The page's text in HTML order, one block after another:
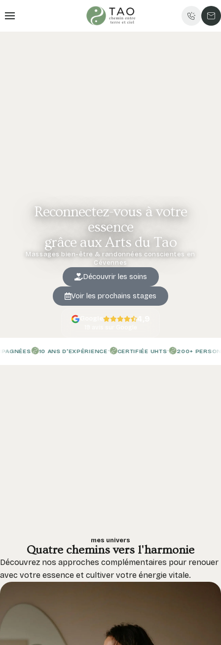
Reconnectez-vous à votre
essence
grâce aux Arts du Tao
Massages bien-être & randonnées conscientes en
Cévennes
Découvrir les soins
Voir les prochains stages
Google
10 ANS D'EXPÉRIENCE· CERTIFIÉE UHTS· 200+
mes univers
Quatre chemins vers l'harmonie
Découvrez nos approches complémentaires pour renouer
avec votre essence et cultiver votre énergie vitale.